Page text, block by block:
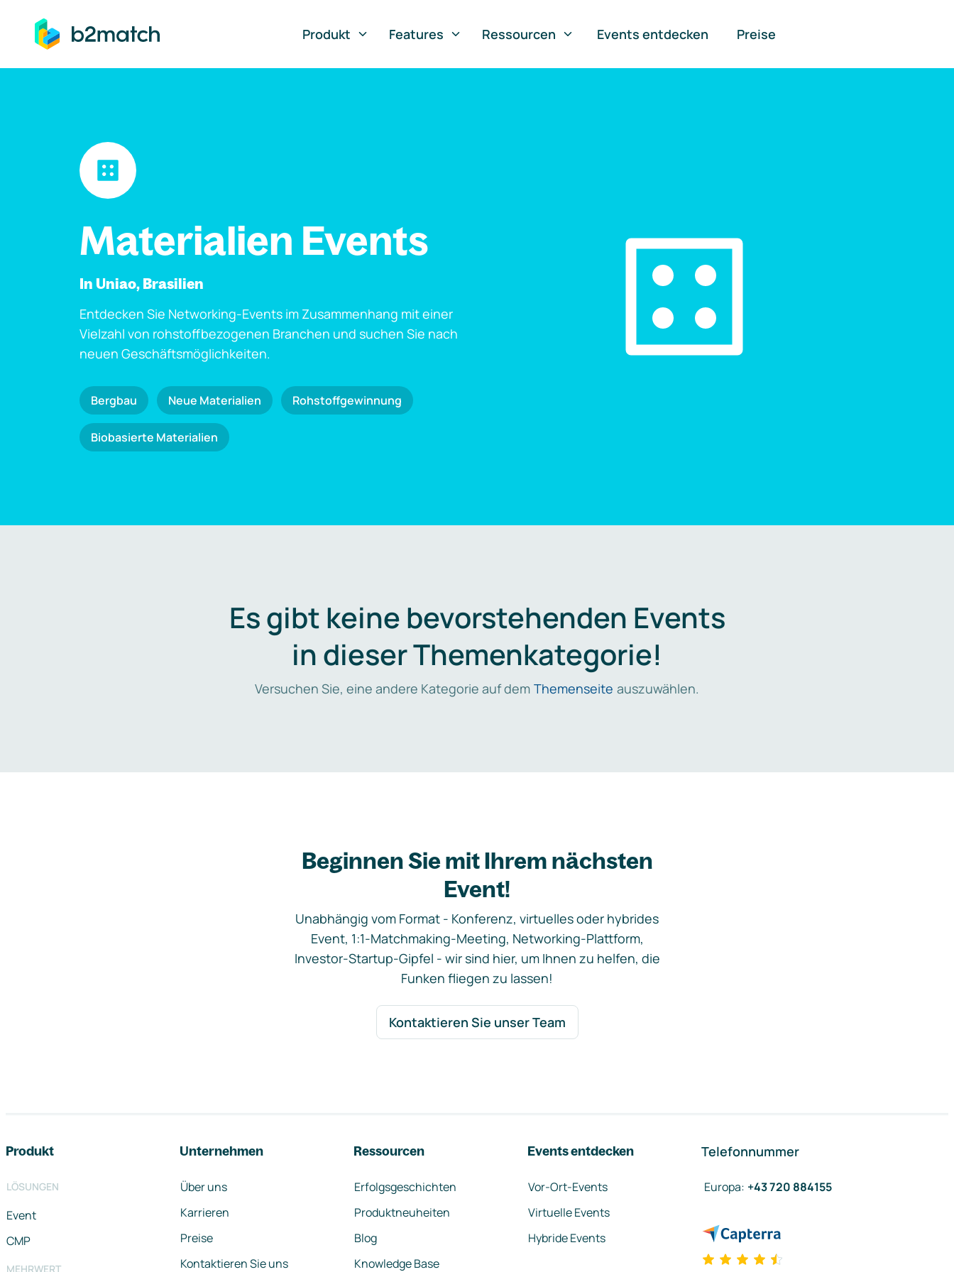
springen
Produkt
Features Ressourcen Events entdecken Preise
Materialien Events
In Uniao, Brasilien
Entdecken Sie Networking-Events im Zusammenhang mit einer
Vielzahl von rohstoffbezogenen Branchen und suchen Sie nach
neuen Geschäftsmöglichkeiten.
Bergbau Neue Materialien Rohstoffgewinnung
Biobasierte Materialien
Es gibt keine bevorstehenden Events
in dieser Themenkategorie!
Versuchen Sie, eine andere Kategorie auf dem Themenseite auszuwählen.
Beginnen Sie mit Ihrem nächsten
Event!
Unabhängig vom Format - Konferenz, virtuelles oder hybrides
Event, 1:1-Matchmaking-Meeting, Networking-Plattform,
Investor-Startup-Gipfel - wir sind hier, um Ihnen zu helfen, die
Funken fliegen zu lassen!
Kontaktieren Sie unser Team
Produkt
LÖSUNGEN
Event
CMP
MEHRWERT
Unternehmen
Über uns
Karrieren
Preise
Kontaktieren Sie uns
Ressourcen
Erfolgsgeschichten
Produktneuheiten
Blog
Knowledge Base
Events entdecken
Vor-Ort-Events
Virtuelle Events
Hybride Events
Telefonnummer
Europa: +43 720 884155